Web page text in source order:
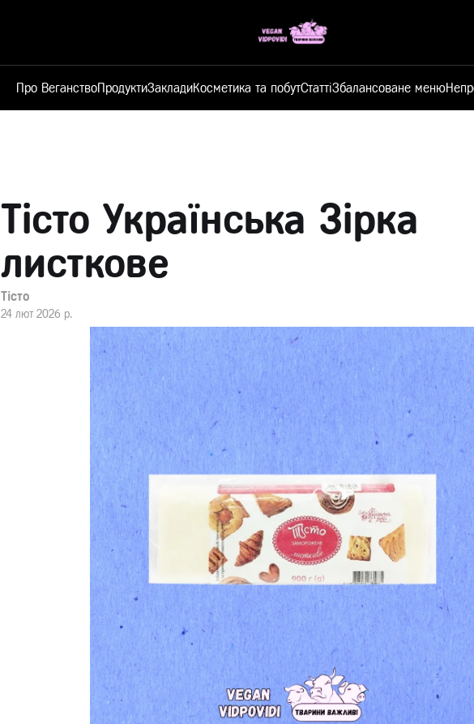
Про ВеганствоПродуктиЗакладиКосметика та побутСтаттіЗбалансоване меню
Тісто Українська Зірка
листкове
Тісто
24 лют 2026 р.